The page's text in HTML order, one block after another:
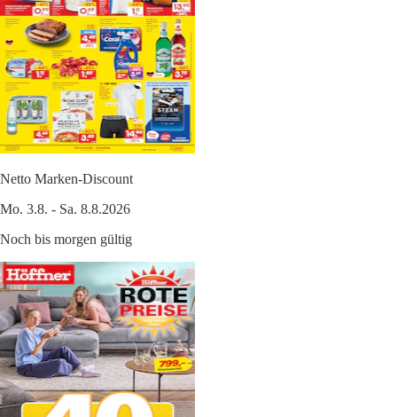
Netto Marken-Discount
Mo. 3.8. - Sa. 8.8.2026
Noch bis morgen gültig